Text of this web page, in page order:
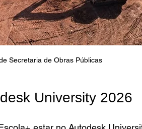
Secretaria de Obras Públicas
University 2026